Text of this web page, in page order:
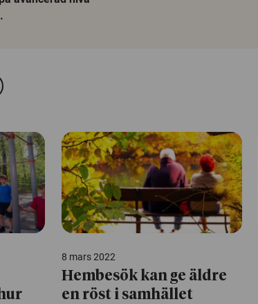
8 mars 2022
Hembesök kan ge äldre
en röst i samhället